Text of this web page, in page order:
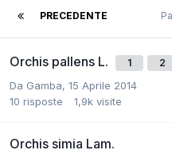
PRECEDENTE
Orchis pallens L. 1 2
Da Gamba, 15 Aprile 2014
10 risposte 1,9k visite
Orchis simia Lam.